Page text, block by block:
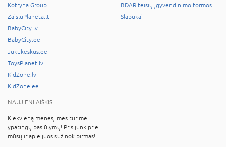
Kotryna Group
ZaisluPlaneta.lt
BabyCity.lv
BabyCity.ee
Jukukeskus.ee
ToysPlanet.lv
KidZone.lv
KidZone.ee
BDAR teisių įgyvendinimo formos
Slapukai
NAUJIENLAIŠKIS
Kiekvieną mėnesį mes turime
ypatingų pasiūlymų! Prisijunk prie
mūsų ir apie juos sužinok pirmas!